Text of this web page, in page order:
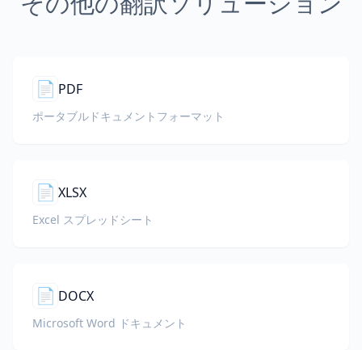
📄 PDF
ポータブルドキュメントフォーマット
📄 XLSX
Excel スプレッドシート
📄 DOCX
Microsoft Word ドキュメント